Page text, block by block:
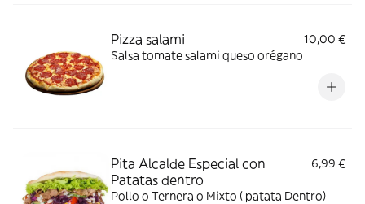
Pizza salami
10,00 €
Salsa tomate salami queso orégano
Pita Alcalde Especial con
Patatas dentro
6,99 €
Pollo o Ternera o Mixto ( patata Dentro)